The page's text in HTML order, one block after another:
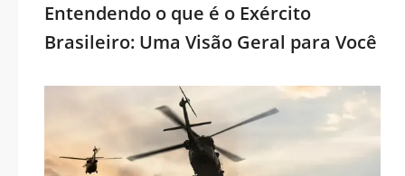
Entendendo o que é o Exército
Brasileiro: Uma Visão Geral para Você